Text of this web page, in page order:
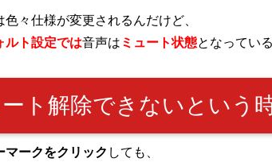
色々仕様が変更されるんだけど、
ルト設定では音声は ミュート状態となっている
ート解除できないという
マークをクリック しても、